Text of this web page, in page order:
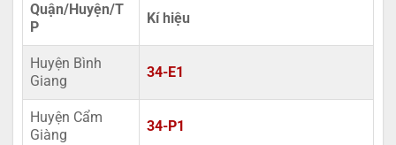
Quận/Huyện/T
P
Kí hiệu
Huyện Bình
Giang
34-E1
Huyện Cẩm
Giàng
34-P1